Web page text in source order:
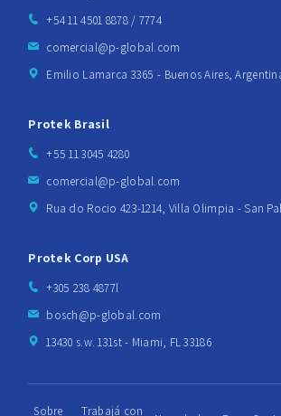
+54 11 4501 8878 / 7774
comercial@p-global.com
Emilio Lamarca 3365 - Buenos Aires,
Protek Brasil
+55 11 3045 4280
comercial@p-global.com
Rua do Rocio 423-1214, Villa Olimpia - San
Protek Corp USA
+305 238 4877l
bosch@p-global.com
13430 s.w. 131st - Miami, FL 33186
Sobre Trabajá con